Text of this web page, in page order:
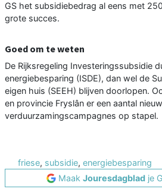
GS het subsidiebedrag al eens met
grote succes.
Goed om te weten
De Rijksregeling Investeringssubsidie
energiebesparing (ISDE), dan wel de
eigen huis (SEEH) blijven doorlopen.
en provincie Fryslân er een aantal
verduurzamingscampagnes op stapel.
friese, subsidie, energiebesparing
Maak Jouresdagblad je